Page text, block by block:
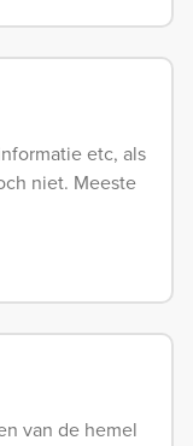
etc, als
niet. Meeste
van de hemel